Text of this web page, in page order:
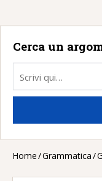
Cerca un
Home/Grammatica/